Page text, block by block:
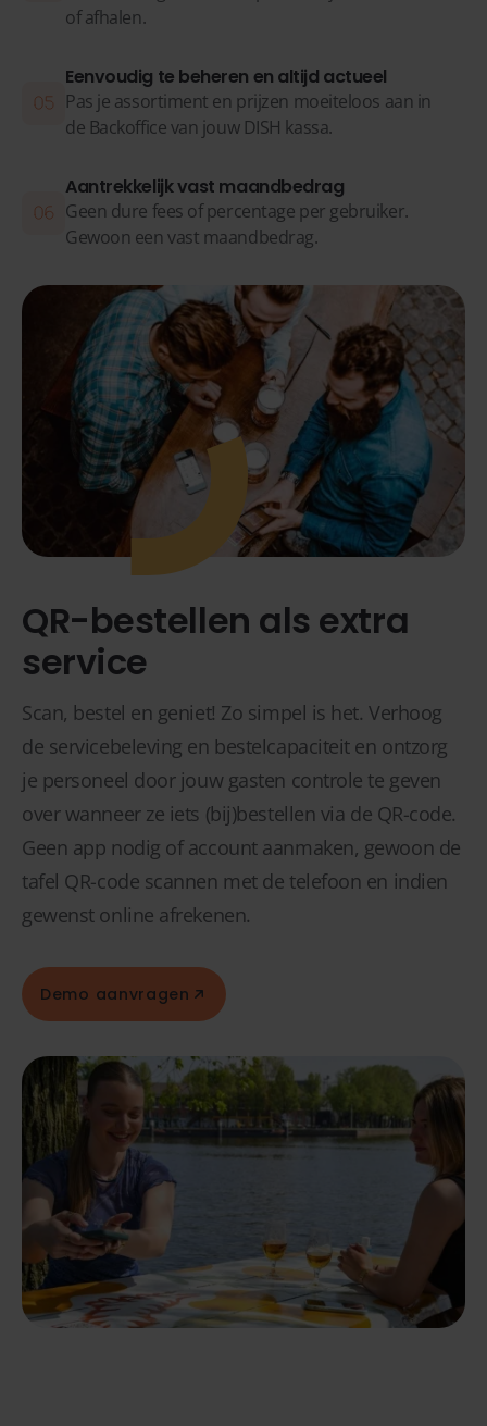
of afhalen.
Eenvoudig te beheren en altijd actueel
Pas je assortiment en prijzen moeiteloos aan in
de Backoffice van jouw DISH kassa.
Aantrekkelijk vast maandbedrag
Geen dure fees of percentage per gebruiker.
Gewoon een vast maandbedrag.
QR-bestellen als extra
service
Scan, bestel en geniet! Zo simpel is het. Verhoog
de servicebeleving en bestelcapaciteit en ontzorg
je personeel door jouw gasten controle te geven
over wanneer ze iets (bij)bestellen via de QR-code.
Geen app nodig of account aanmaken, gewoon de
tafel QR-code scannen met de telefoon en indien
gewenst online afrekenen.
Demo aanvragen